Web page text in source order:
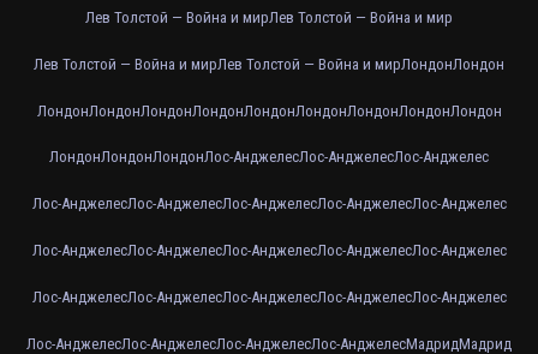
Лев Толстой — Война и мирЛев Толстой — Война и мир
Лев Толстой — Война и мирЛев Толстой — Война и мирЛондонЛондон
ЛондонЛондонЛондонЛондонЛондонЛондонЛондонЛондонЛондон
ЛондонЛондонЛондонЛос-АнджелесЛос-АнджелесЛос-Анджелес
Лос-АнджелесЛос-АнджелесЛос-АнджелесЛос-АнджелесЛос-Анджелес
Лос-АнджелесЛос-АнджелесЛос-АнджелесЛос-АнджелесЛос-Анджелес
Лос-АнджелесЛос-АнджелесЛос-АнджелесЛос-АнджелесЛос-Анджелес
Лос-АнджелесЛос-АнджелесЛос-АнджелесЛос-АнджелесМадридМадрид